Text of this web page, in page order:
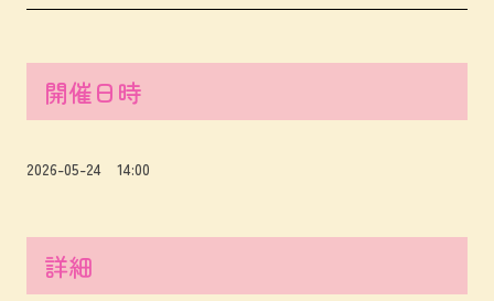
開催日時
2026-05-24 14:00
詳細